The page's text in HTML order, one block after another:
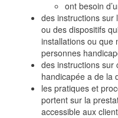
ont besoin
des instructions sur
ou des dispositifs
installations ou que
personnes
des instructions sur
handicapée a de la
les pratiques et
portent sur la
accessible aux